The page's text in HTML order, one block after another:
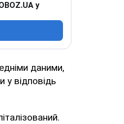
у
даними,
у відповідь